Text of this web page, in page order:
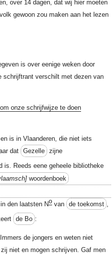
over 14 dagen, dat wij hier moeten
gewoon zou maken aan het lezen
is over eenige weken door
schrijftrant verschilt met dezen van
onze schrijfwijze te doen
is in Vlaanderen, die niet iets
dat Gezelle zijne
Reeds eene geheele bibliotheke
woordenboek
den laatsten Novan de toekomst ,
de Bo :
de jongers en weten niet
niet en mogen schrijven. Gaf men